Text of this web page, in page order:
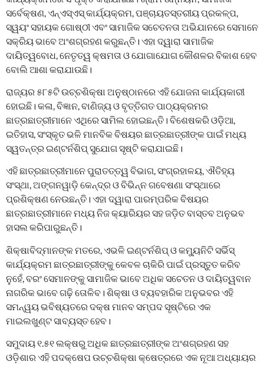
ସର୍ବେକ୍ଷଣ, ଏନ୍‌ଏସ୍‌ଏସ୍ କାର୍ଯ୍ୟକ୍ରମ, ପଞ୍ଚାୟତସ୍ତରୀୟ ପ୍ରକଳ୍ପ,
ସ୍ୱୟଂ ସହାୟକ ଗୋଷ୍ଠୀ ଏବଂ ସାମାଜିକ ସଚେତନତା ଅଭିଯାନରେ ସେମାନେ
ସକ୍ରିୟ ଭାବେ ଅଂଶଗ୍ରହଣ କରୁଛନ୍ତି। ଏହା ଦ୍ୱାରା ସାମାଜିକ
ଦାୟିତ୍ୱବୋଧ, ନେତୃତ୍ୱ କ୍ଷମତା ଓ ଯୋଗାଯୋଗ କୌଶଳର ବିକାଶ ହେବ
ବୋଲି ଆଶା କରାଯାଉଛି।
ରାଜ୍ୟର ୫୮୫ଟି ଉଚ୍ଚଶିକ୍ଷା ଅନୁଷ୍ଠାନରେ ଏହି ଯୋଜନା କାର୍ଯ୍ୟକାରୀ
ହୋଇଛି। କଳା, ବିଜ୍ଞାନ, ବାଣିଜ୍ୟ ଓ ବୃତ୍ତିଗତ ପାଠ୍ୟକ୍ରମର
ଛାତ୍ରଛାତ୍ରୀମାନେ ଏଥିରେ ସାମିଲ ହୋଇଛନ୍ତି। ବିଶେଷକରି ଓଡ଼ିଆ,
ଇତିହାସ, ସଂସ୍କୃତ ଭଳି ମାନବିକ ବିଷୟର ଛାତ୍ରଛାତ୍ରୀଙ୍କ ପାଇଁ ମଧ୍ୟ
ସ୍ୱତନ୍ତ୍ର ଇଣ୍ଟର୍ନଶିପ୍ ସୁଯୋଗ ସୃଷ୍ଟି କରାଯାଇଛି।
ଏହି ଛାତ୍ରଛାତ୍ରୀମାନେ ପୁରାତତ୍ତ୍ୱ ବିଭାଗ, ସଂଗ୍ରହାଳୟ, ଐତିହ୍ୟ
ସଂସ୍ଥା, ଅଙ୍ଗନୱାଡ଼ି କେନ୍ଦ୍ର ଓ ବିଭିନ୍ନ ଗବେଷଣା ସଂସ୍ଥାରେ
ପ୍ରଶିକ୍ଷଣ ନେଉଛନ୍ତି। ଏହା ଦ୍ୱାରା ପାରମ୍ପରିକ ବିଷୟର
ଛାତ୍ରଛାତ୍ରୀମାନେ ମଧ୍ୟ ନିଜ କ୍ୟାରିୟର ସହ ଜଡ଼ିତ ବାସ୍ତବ ଅନୁଭବ
ହାସଲ କରିପାରୁଛନ୍ତି।
ଶିକ୍ଷାବିଦ୍‌ମାନଙ୍କ ମତରେ, ଏଭଳି ଇଣ୍ଟର୍ନଶିପ୍ ଓ କମ୍ୟୁନିଟି ସର୍ଭିସ୍
କାର୍ଯ୍ୟକ୍ରମ ଛାତ୍ରଛାତ୍ରୀଙ୍କୁ କେବଳ ଚାକିରି ପାଇଁ ପ୍ରସ୍ତୁତ କରିବ
ନୁହେଁ, ବରଂ ସେମାନଙ୍କୁ ସାମାଜିକ ଭାବେ ଅଧିକ ସଚେତନ ଓ ଦାୟିତ୍ୱବାନ
ନାଗରିକ ଭାବେ ଗଢ଼ି ତୋଳିବ। ଶିକ୍ଷା ଓ ବ୍ୟବହାରିକ ଅନୁଭବର ଏହି
ସମନ୍ୱୟ ଭବିଷ୍ୟତରେ ଦକ୍ଷ ମାନବ ସମ୍ପଦ ସୃଷ୍ଟିରେ ଏକ
ମାଇଲଖୁଣ୍ଟ ସାବ୍ୟସ୍ତ ହେବ।
ସମୁଦାୟ ୧.୫୧ ଲକ୍ଷରୁ ଅଧିକ ଛାତ୍ରଛାତ୍ରୀଙ୍କ ଅଂଶଗ୍ରହଣ ସହ
ଓଡ଼ିଶାର ଏହି ପଦକ୍ଷେପ ଉଚ୍ଚଶିକ୍ଷା କ୍ଷେତ୍ରରେ ଏକ ନୂଆ ଅଧ୍ୟାୟର